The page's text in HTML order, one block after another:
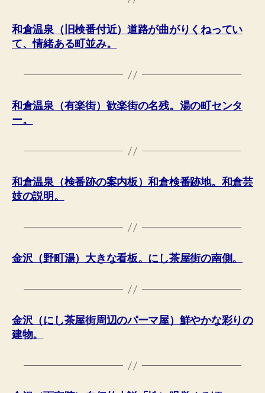
和倉温泉（旧検番付近）道路が曲がりくねってい
て、情緒ある町並み。
和倉温泉（有楽街）歓楽街の名残。湯の町センタ
ー。
和倉温泉（検番跡の案内板）和倉検番跡地。和倉芸
妓の説明。
金沢（野町湯）大きな看板。にし茶屋街の南側。
金沢（にし茶屋街周辺のパーマ屋）鮮やかな彩りの
建物。